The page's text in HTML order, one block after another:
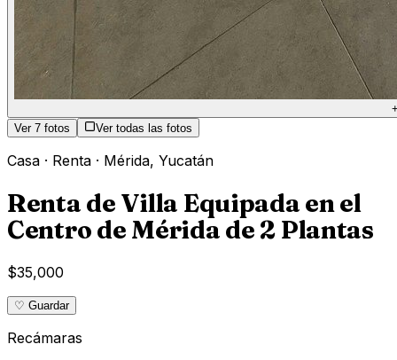
Ver 7 fotos Ver todas las fotos
Casa · Renta · Mérida, Yucatán
Renta de Villa Equipada en el
Centro de Mérida de 2 Plantas
$35,000
♡ Guardar
Recámaras